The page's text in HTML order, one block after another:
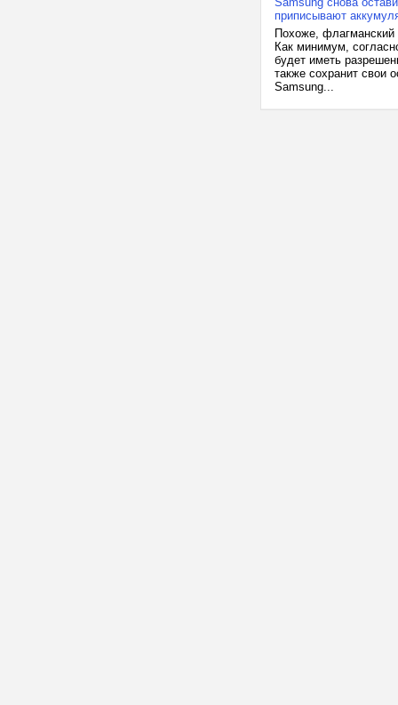
приписывают
Похоже, флагманский
Как минимум,
будет иметь
также сохранит свои
Samsung...